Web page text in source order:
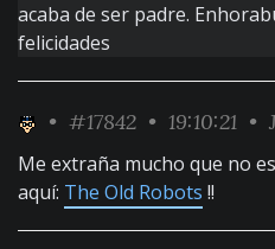
acaba de ser padre.
felicidades
• #17842 • 19:10:21 •
Me extraña mucho que no
aquí: The Old Robots !!